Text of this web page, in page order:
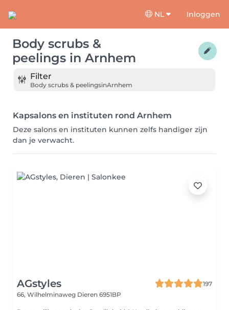
NL Inloggen
Body scrubs &
peelings in Arnhem
Filter
Body scrubs & peelingsinArnhem
Kapsalons en instituten rond Arnhem
Deze salons en instituten kunnen zelfs handiger zijn
dan je verwacht.
AGstyles
197
66, Wilhelminaweg Dieren 6951BP